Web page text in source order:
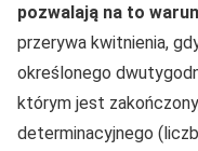
pozwalają na to
przerywa kwitnienia,
określonego
którym jest
determinacyjnego